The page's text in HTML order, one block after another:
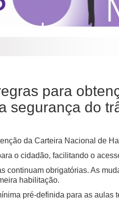
para
segurança do
da Carteira Nacional de
o cidadão, facilitando o
continuam obrigatórias. As
habilitação.
pré-definida para as